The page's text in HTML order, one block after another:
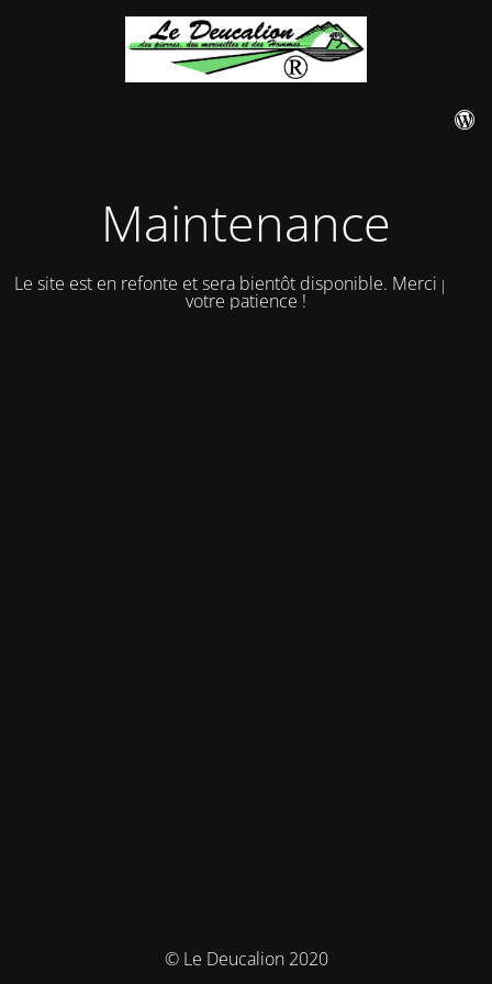
Maintenance
Le site est en refonte et sera bientôt disponible. Merci pour
votre patience !
© Le Deucalion 2020